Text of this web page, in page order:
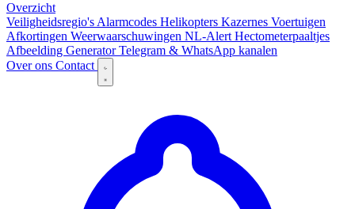
Overzicht
Veiligheidsregio's Alarmcodes Helikopters Kazernes Voertuigen
Afkortingen Weerwaarschuwingen NL-Alert Hectometerpaaltjes
Afbeelding GeneratorTelegram & WhatsApp kanalen
Over ons Contact